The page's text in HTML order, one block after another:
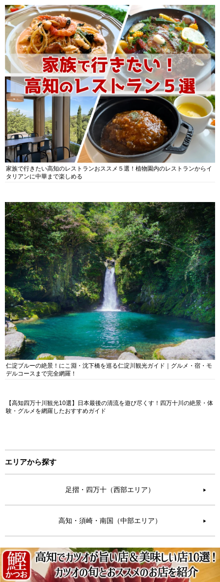
家族で行きたい高知のレストランおススメ５選！植物園内のレストランからイ
タリアンに中華まで楽しめる
仁淀ブルーの絶景！にこ淵・沈下橋を巡る仁淀川観光ガイド｜グルメ・宿・モ
デルコースまで完全網羅！
【高知四万十川観光10選】日本最後の清流を遊び尽くす！四万十川の絶景・体
験・グルメを網羅したおすすめガイド
エリアから探す
足摺・四万十（西部エリア） ▶︎
高知・須崎・南国（中部エリア） ▶︎
安芸・室戸（東部エリア） ▶︎